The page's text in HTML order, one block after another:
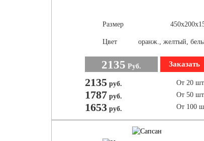
Размер
Цвет оранж., желтый,
2135 Руб. Заказать
2135руб.
1787 руб.
1653руб.
От 20
От 50
От 100